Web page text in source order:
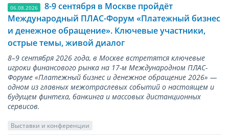
06.08.2026
8-9 сентября в Москве пройдёт
Международный ПЛАС-Форум «Платежный бизнес
и денежное обращение». Ключевые участники,
острые темы, живой диалог
8–9 сентября 2026 года, в Москве встретятся ключевые
игроки финансового рынка на 17-м Международном ПЛАС-
Форуме «Платежный бизнес и денежное обращение 2026» —
одном из главных межотраслевых событий о настоящем и
будущем финтеха, банкинга и массовых дистанционных
сервисов.
Выставки и конференции